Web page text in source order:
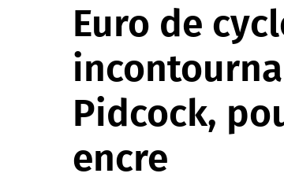
Euro de
Pidcock,
encre